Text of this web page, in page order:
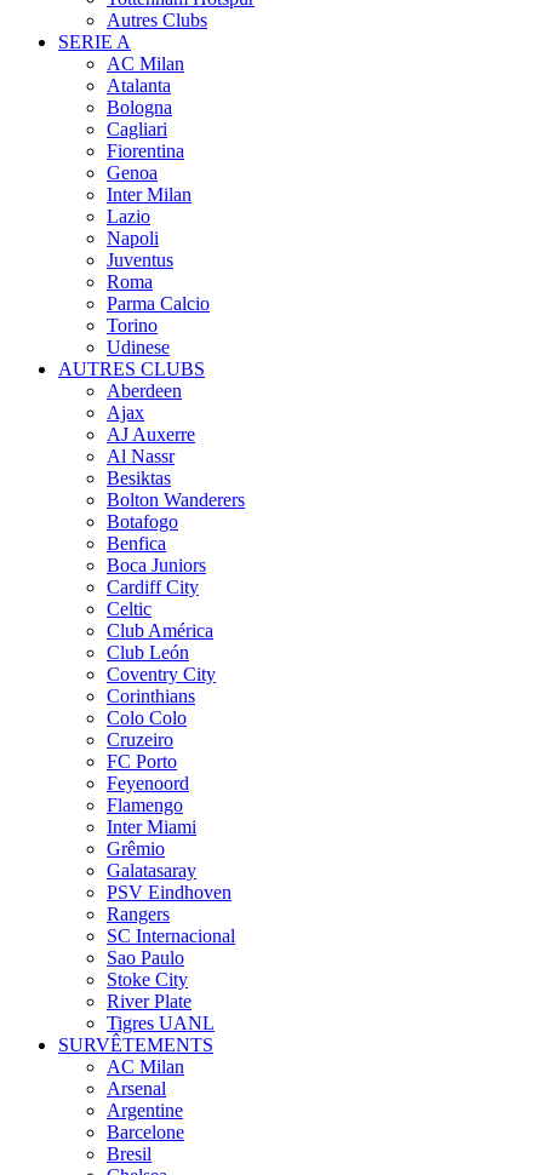
Autres Clubs
SERIE A
AC Milan
Atalanta
Bologna
Cagliari
Fiorentina
Genoa
Inter Milan
Lazio
Napoli
Juventus
Roma
Parma Calcio
Torino
Udinese
AUTRES CLUBS
Aberdeen
Ajax
AJ Auxerre
Al Nassr
Besiktas
Bolton Wanderers
Botafogo
Benfica
Boca Juniors
Cardiff City
Celtic
Club América
Club León
Coventry City
Corinthians
Colo Colo
Cruzeiro
FC Porto
Feyenoord
Flamengo
Inter Miami
Grêmio
Galatasaray
PSV Eindhoven
Rangers
SC Internacional
Sao Paulo
Stoke City
River Plate
Tigres UANL
SURVÊTEMENTS
AC Milan
Arsenal
Argentine
Barcelone
Bresil